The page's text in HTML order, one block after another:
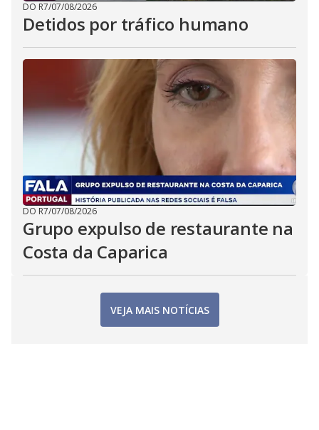
DO R7/07/08/2026
Detidos por tráfico humano
DO R7/07/08/2026
Grupo expulso de restaurante na
Costa da Caparica
VEJA MAIS NOTÍCIAS